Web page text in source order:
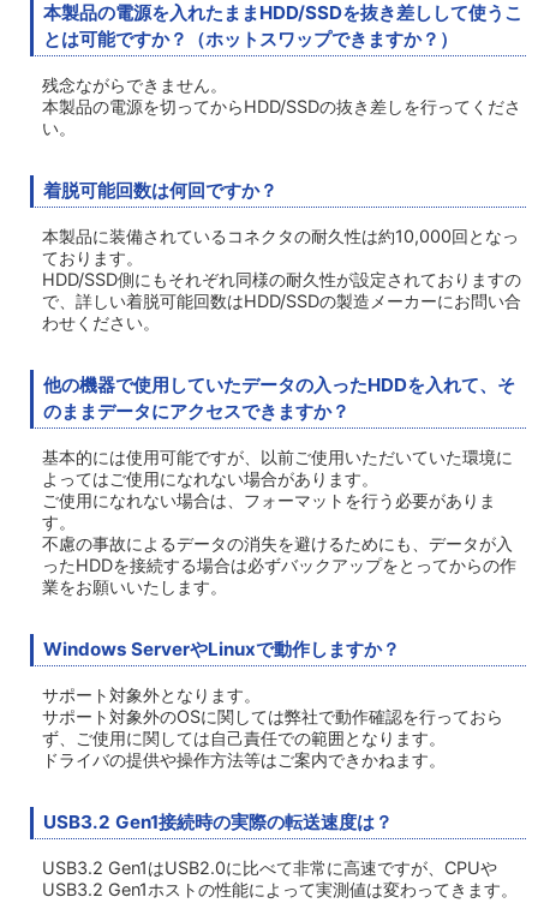
本製品の電源を入れたままHDD/SSDを抜き差しして使うこ
とは可能ですか？（ホットスワップできますか？）
残念ながらできません。
本製品の電源を切ってからHDD/SSDの抜き差しを行ってくださ
い。
着脱可能回数は何回ですか？
本製品に装備されているコネクタの耐久性は約10,000回となっ
ております。
HDD/SSD側にもそれぞれ同様の耐久性が設定されておりますの
で、詳しい着脱可能回数はHDD/SSDの製造メーカーにお問い合
わせください。
他の機器で使用していたデータの入ったHDDを入れて、そ
のままデータにアクセスできますか？
基本的には使用可能ですが、以前ご使用いただいていた環境に
よってはご使用になれない場合があります。
ご使用になれない場合は、フォーマットを行う必要がありま
す。
不慮の事故によるデータの消失を避けるためにも、データが入
ったHDDを接続する場合は必ずバックアップをとってからの作
業をお願いいたします。
Windows ServerやLinuxで動作しますか？
サポート対象外となります。
サポート対象外のOSに関しては弊社で動作確認を行っておら
ず、ご使用に関しては自己責任での範囲となります。
ドライバの提供や操作方法等はご案内できかねます。
USB3.2 Gen1接続時の実際の転送速度は？
USB3.2 Gen1はUSB2.0に比べて非常に高速ですが、CPUや
USB3.2 Gen1ホストの性能によって実測値は変わってきます。